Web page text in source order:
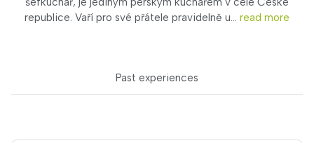
republice. Vaří pro své přátele pravidelně u... read more
Past experiences